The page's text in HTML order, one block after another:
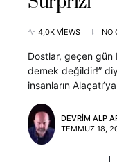
4,0K VIEWS NO
Dostlar, geçen gün
demek değildir!”
insanların
DEVRIM ALP
TEMMUZ 18,